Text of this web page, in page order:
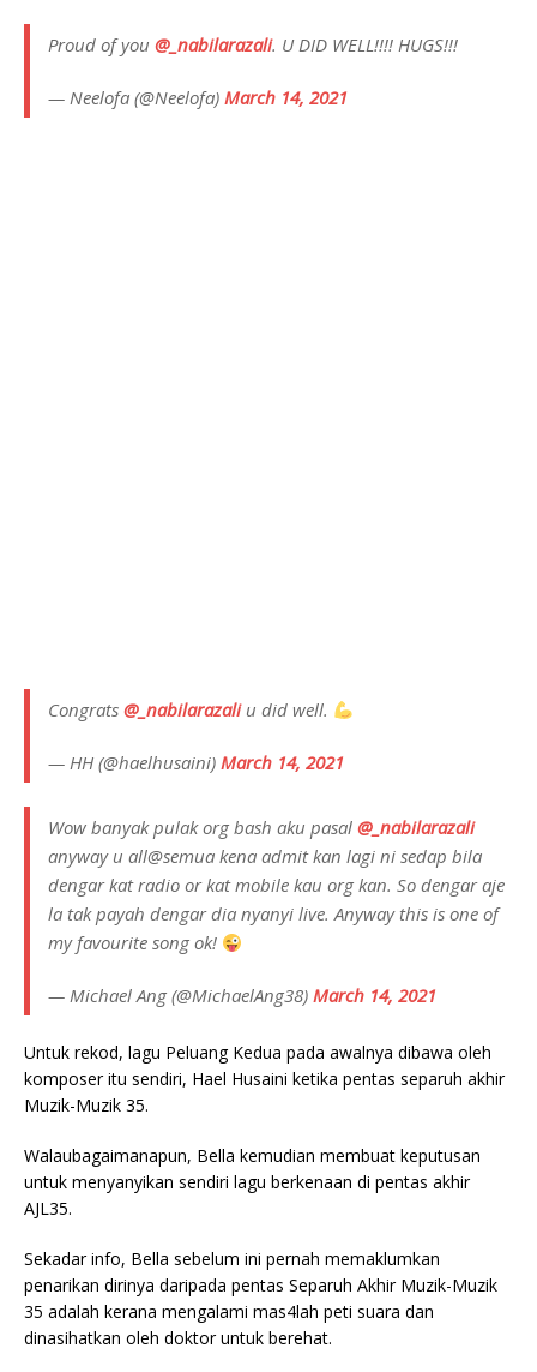
Proud of you @_nabilarazali. U DID WELL!!!! HUGS!!!
— Neelofa (@Neelofa) March 14, 2021
Congrats @_nabilarazaliu did well.
— HH (@haelhusaini) March 14, 2021
Wow banyak pulak org bash aku pasal @_nabilarazali
anyway u all@semua kena admit kan lagi ni sedap bila
dengar kat radio or kat mobile kau org kan. So dengar aje
la tak payah dengar dia nyanyi live. Anyway this is one of
my favourite song ok!
— Michael Ang (@MichaelAng38) March 14, 2021
Untuk rekod, lagu Peluang Kedua pada awalnya dibawa oleh
komposer itu sendiri, Hael Husaini ketika pentas separuh akhir
Muzik-Muzik 35.
Walaubagaimanapun, Bella kemudian membuat keputusan
untuk menyanyikan sendiri lagu berkenaan di pentas akhir
AJL35.
Sekadar info, Bella sebelum ini pernah memaklumkan
penarikan dirinya daripada pentas Separuh Akhir Muzik-Muzik
35 adalah kerana mengalami mas4lah peti suara dan
dinasihatkan oleh doktor untuk berehat.